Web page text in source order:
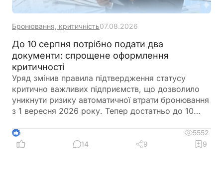
Бронювання, критичність07.08.2026
До 10 серпня потрібно подати два
документи: спрощене оформлення
критичності
Уряд змінив правила підтвердження статусу
критично важливих підприємств, що дозволило
уникнути ризику автоматичної втрати бронювання
з 1 вересня 2026 року. Тепер достатньо до 10
середньої заробітної плати застрахованих осіб –
працівників та податковий розрахунок, після чого
6
5552
14
9 9